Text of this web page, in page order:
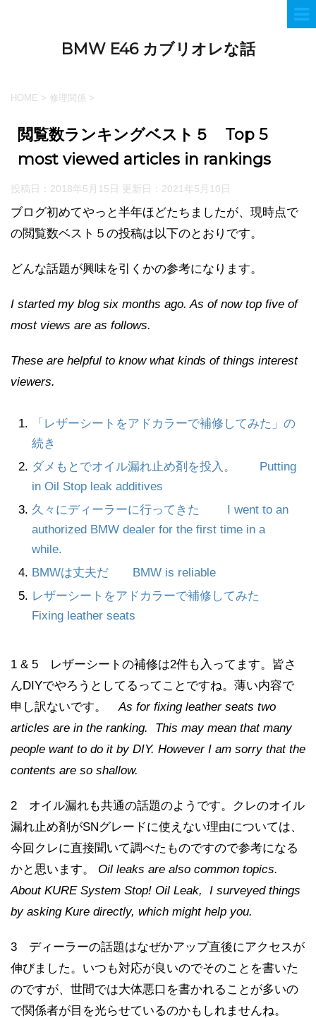
BMW E46 カブリオレな話
HOME > 修理関係 >
閲覧数ランキングベスト５ Top 5
most viewed articles in rankings
投稿日：2018年5月15日 更新日： 2021年5月10日
ブログ初めてやっと半年ほどたちましたが、現時点で
の閲覧数ベスト５の投稿は以下のとおりです。
どんな話題が興味を引くかの参考になります。
I started my blog six months ago. As of now top five of
most views are as follows.
These are helpful to know what kinds of things interest
viewers.
「レザーシートをアドカラーで補修してみた」の
続き
ダメもとでオイル漏れ止め剤を投入。 Putting
in Oil Stop leak additives
久々にディーラーに行ってきた I went to an
authorized BMW dealer for the first time in a
while.
BMWは丈夫だ BMW is reliable
レザーシートをアドカラーで補修してみた
Fixing leather seats
1 & 5 レザーシートの補修は2件も入ってます。皆さ
んDIYでやろうとしてるってことですね。薄い内容で
申し訳ないです。 As for fixing leather seats two
articles are in the ranking. This may mean that many
people want to do it by DIY. However I am sorry that the
contents are so shallow.
2 オイル漏れも共通の話題のようです。クレのオイル
漏れ止め剤がSNグレードに使えない理由については、
今回クレに直接聞いて調べたものですので参考になる
かと思います。
Oil leaks are also common topics.
About KURE System Stop! Oil Leak, I surveyed things
by asking Kure directly, which might help you.
3 ディーラーの話題はなぜかアップ直後にアクセスが
伸びました。いつも対応が良いのでそのことを書いた
のですが、世間では大体悪口を書かれることが多いの
で関係者が目を光らせているのかもしれませんね。